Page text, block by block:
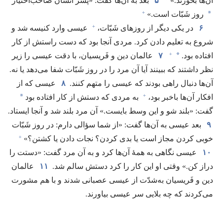
* روز شَبّات است.‏»‏ +
۶ در یکی دیگر از روزهای شَبّات،‏ +
عیسی وارد کنیسه شد و
شروع به تعلیم دادن کرد.‏ مردی آنجا بود که دست راستش از کار
افتاده بود.‏ *
+ ۷
عالمان دین و فَریسیان،‏ با دقت عیسی را زیر
نظر داشتند که ببینند آیا آن مرد را در روز شَبّات شفا می‌دهد یا نه.‏
آن‌ها دنبال راهی بودند که عیسی را متهم کنند.‏ ۸
عیسی که از
افکار آن‌ها باخبر بود،‏ + به مردی که دستش از کار افتاده بود *
گفت:‏ «بلند شو و این وسط بایست.‏» آن مرد بلند شد و آنجا ایستاد.‏
۹
بعد عیسی به آن‌ها گفت:‏ «از شما سؤالی دارم:‏ در روز شَبّات
خوبی کردن مجاز است یا بدی کردن؟‏ نجات دادن یا کشتن؟‏»‏ +
۱۰
عیسی نگاهی به همهٔ آن‌ها کرد و به آن مرد گفت:‏ «دستت را
دراز کن.‏» وقتی او این کار را کرد دستش سالم شد.‏
۱۱
عالمان
دین و فَریسیان به‌شدّت از عیسی عصبانی شدند و با هم مشورت
می‌کردند که چه بلایی سر عیسی بیاورند.‏